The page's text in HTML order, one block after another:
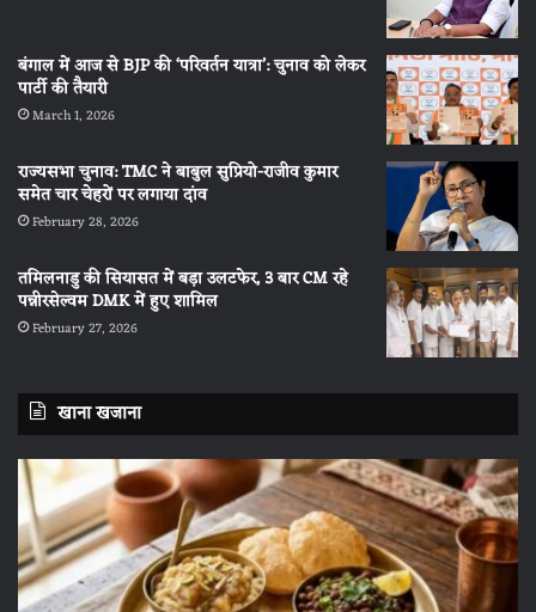
बंगाल में आज से BJP की ‘परिवर्तन यात्रा’: चुनाव को लेकर
पार्टी की तैयारी
March 1, 2026
राज्यसभा चुनाव: TMC ने बाबुल सुप्रियो-राजीव कुमार
समेत चार चेहरों पर लगाया दांव
February 28, 2026
तमिलनाडु की सियासत में बड़ा उलटफेर, 3 बार CM रहे
पन्नीरसेल्वम DMK में हुए शामिल
February 27, 2026
खाना खजाना